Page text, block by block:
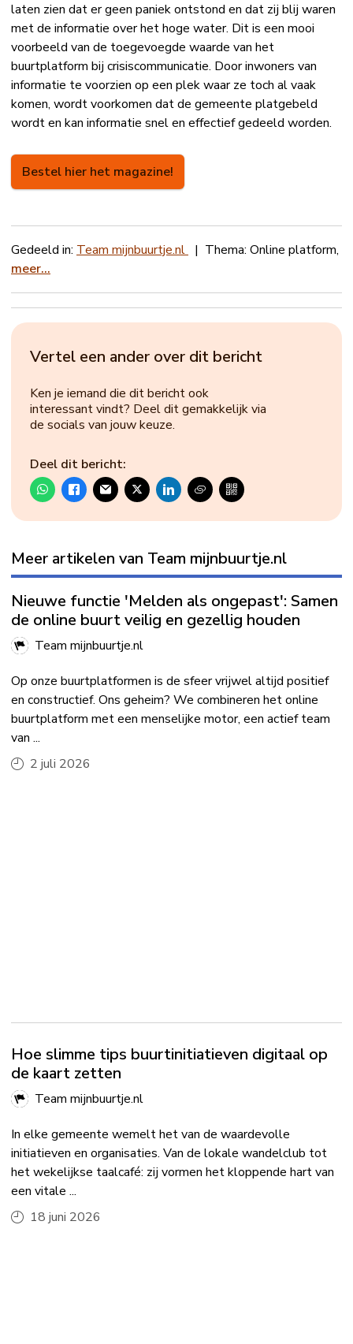
laten zien dat er geen paniek ontstond en dat zij blij waren
met de informatie over het hoge water. Dit is een mooi
voorbeeld van de toegevoegde waarde van het
buurtplatform bij crisiscommunicatie. Door inwoners van
informatie te voorzien op een plek waar ze toch al vaak
komen, wordt voorkomen dat de gemeente platgebeld
wordt en kan informatie snel en effectief gedeeld worden.
Bestel hier het magazine!
Gedeeld in: Team mijnbuurtje.nl | Thema: Online platform,
meer...
Vertel een ander over dit bericht
Ken je iemand die dit bericht ook
interessant vindt? Deel dit gemakkelijk via
de socials van jouw keuze.
Deel dit bericht:
Meer artikelen van Team mijnbuurtje.nl
Nieuwe functie 'Melden als ongepast': Samen
de online buurt veilig en gezellig houden
Team mijnbuurtje.nl
Op onze buurtplatformen is de sfeer vrijwel altijd positief
en constructief. Ons geheim? We combineren het online
buurtplatform met een menselijke motor, een actief team
van ...
2 juli 2026
Hoe slimme tips buurtinitiatieven digitaal op
de kaart zetten
Team mijnbuurtje.nl
In elke gemeente wemelt het van de waardevolle
initiatieven en organisaties. Van de lokale wandelclub tot
het wekelijkse taalcafé: zij vormen het kloppende hart van
een vitale ...
18 juni 2026